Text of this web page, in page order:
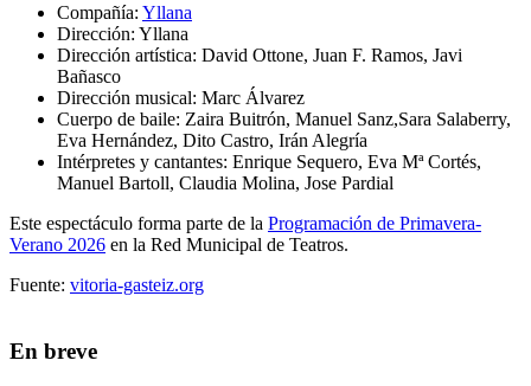
Compañía: Yllana
Dirección: Yllana
Dirección artística: David Ottone, Juan F. Ramos, Javi
Bañasco
Dirección musical: Marc Álvarez
Cuerpo de baile: Zaira Buitrón, Manuel Sanz,Sara Salaberry,
Eva Hernández, Dito Castro, Irán Alegría
Intérpretes y cantantes: Enrique Sequero, Eva Mª Cortés,
Manuel Bartoll, Claudia Molina, Jose Pardial
Este espectáculo forma parte de la Programación de Primavera-
Verano 2026 en la Red Municipal de Teatros.
Fuente: vitoria-gasteiz.org
En breve